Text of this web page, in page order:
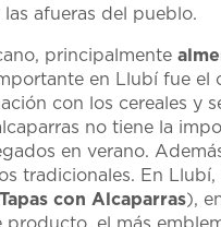
afueras del pueblo.
principalmente
en Llubí fue el
con los cereales y
no tiene la
en verano.
tradicionales. En Llubí,
Tapas con Alcaparras),